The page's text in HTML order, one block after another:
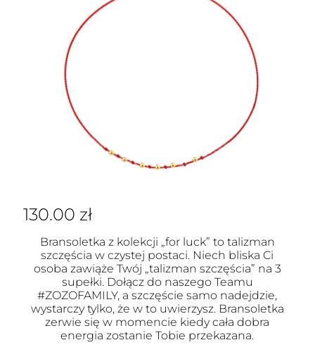
130.00 zł
Bransoletka z kolekcji „for luck” to talizman
szczęścia w czystej postaci. Niech bliska Ci
osoba zawiąże Twój „talizman szczęścia” na 3
supełki. Dołącz do naszego Teamu
#ZOZOFAMILY, a szczęście samo nadejdzie,
wystarczy tylko, że w to uwierzysz. Bransoletka
zerwie się w momencie kiedy cała dobra
energia zostanie Tobie przekazana.